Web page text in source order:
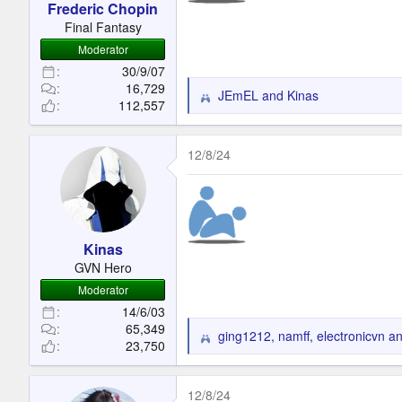
Frederic Chopin
Final Fantasy
Moderator
30/9/07
16,729
112,557
R
e
a
c
t
i
o
n
s
JEmEL and Kinas
Kinas
GVN Hero
Moderator
14/6/03
65,349
23,750
12/8/24
R
e
a
c
ging1212, namff, electronicvn
12/8/24